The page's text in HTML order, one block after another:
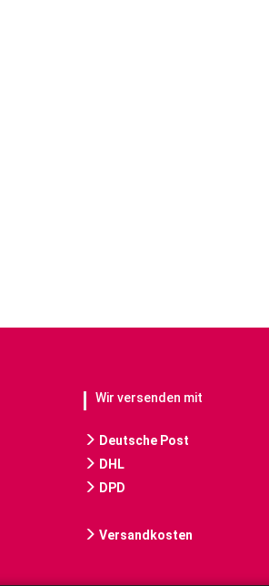
Wir versenden mit
Deutsche Post
DHL
DPD
Versandkosten